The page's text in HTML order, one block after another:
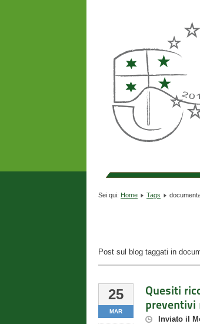
Sei qui: Home Tags
Post sul blog taggati in
25
MAR
Quesiti
preventivi
Inviato il